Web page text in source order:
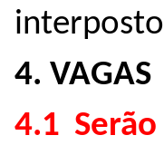
4. VAGAS
4.1